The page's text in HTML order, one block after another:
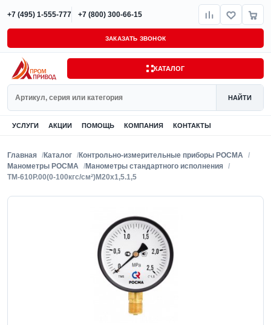
+7 (495) 1-555-777 +7 (800) 300-66-15
ЗАКАЗАТЬ ЗВОНОК
КАТАЛОГ
НАЙТИ
УСЛУГИ АКЦИИ ПОМОЩЬ КОМПАНИЯ КОНТАКТЫ
Главная Каталог
Контрольно-измерительные приборы РОСМА
Манометры РОСМА
Манометры стандартного исполнения
ТМ-610Р.00(0-100кгс/см²)M20x1,5.1,5